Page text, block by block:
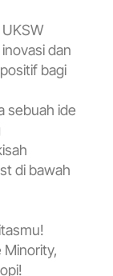
dan
bagi
sebuah ide
di bawah
Minority,